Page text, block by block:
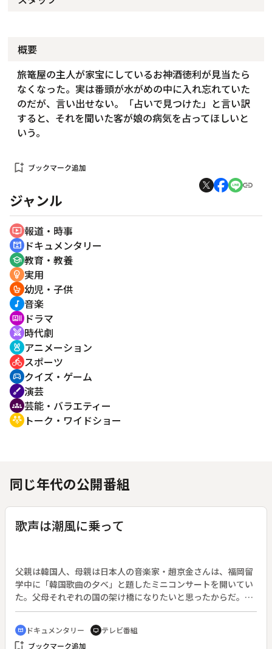
概要
旅篭屋の主人が家宝にしているお神酒徳利が見当たら
なくなった。実は番頭が水がめの中に入れ忘れていた
のだが、言い出せない。「占いで見つけた」と言い訳
すると、それを聞いた客が娘の病気を占ってほしいと
いう。
bookmark_add ブックマーク追加
ジャンル
ondemand_video 報道・時事
cinematic_blur ドキュメンタリー
school 教育・教養
emoji_objects 実用
crib 幼児・子供
music_note 音楽
recent_actors ドラマ
swords 時代劇
cruelty_free アニメーション
directions_bike スポーツ
sports_esports クイズ・ゲーム
brush 演芸
groups 芸能・バラエティー
adaptive_audio_mic トーク・ワイドショー
同じ年代の公開番組
歌声は潮風に乗って
父親は韓国人、母親は日本人の音楽家・趙京金さんは、福岡留
学中に「韓国歌曲の夕べ」と題したミニコンサートを開いてい
た。父母それぞれの国の架け橋になりたいと思ったからだ。音
楽活動を通して、ひたむきに生きる日本人二世・三世の意識と
希望を描く。
cinematic_blur ドキュメンタリー tv テレビ番組
bookmark_add ブックマーク追加